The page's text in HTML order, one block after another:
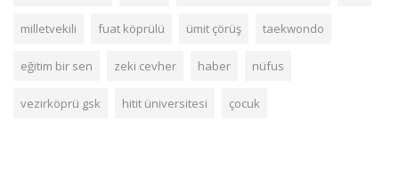
milletvekili fuat köprülü ümit çörüş taekwondo
eğitim bir sen zeki cevher haber nüfus
vezirköprü gsk hitit üniversitesi çocuk